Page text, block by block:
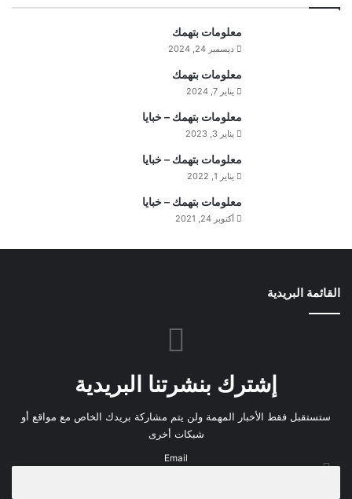
ع
ي
م
معلومات بتهمك
ديسمبر 24, 2024
معلومات بتهمك
يناير 7, 2024
معلومات بتهمك – خبايا
يناير 3, 2023
معلومات بتهمك – خبايا
يناير 1, 2022
معلومات بتهمك – خبايا
أكتوبر 24, 2021
القائمة البريدية
إشترك بنشرتنا البريدية
ستستقبل فقط الأخبار المهمة ولن يتم مشاركة بريدك الخاص مع مواقع أو
شبكات أخرى
Email